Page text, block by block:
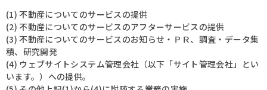
(1) 不動産についてのサービスの提供
(2) 不動産についてのサービスのアフターサービスの提供
(3) 不動産についてのサービスのお知らせ・ＰＲ、調査・データ集
積、研究開発
(4) ウェブサイトシステム管理会社（以下「サイト管理会社」とい
います。）への提供。